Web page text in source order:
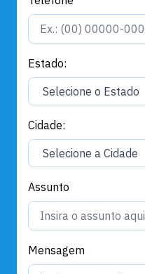
Estado:
Cidade:
Assunto
Mensagem